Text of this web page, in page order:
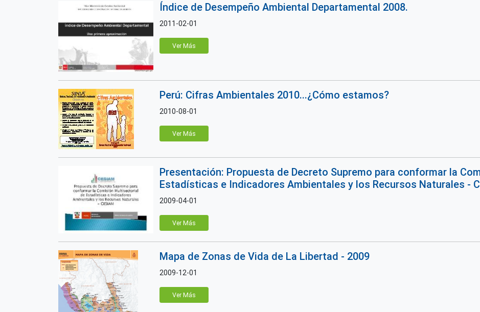
Índice de Desempeño Ambiental Departamental 2008.
2011-02-01
Ver Más
Perú: Cifras Ambientales 2010...¿Cómo estamos?
2010-08-01
Ver Más
Presentación: Propuesta de Decreto Supremo para conformar la
Estadísticas e Indicadores Ambientales y los Recursos Naturales -
2009-04-01
Ver Más
Mapa de Zonas de Vida de La Libertad - 2009
2009-12-01
Ver Más